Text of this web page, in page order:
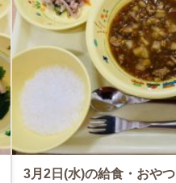
3月2日(水)の給食・おやつ